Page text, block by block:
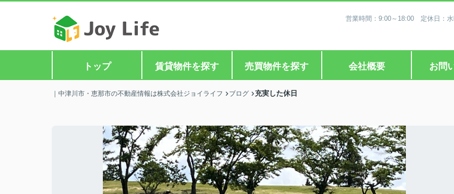
営業時間：9:00～18:00 定休日：
トップ 賃貸物件を探す 売買物件を探す 会社概要 お問
｜中津川市・恵那市の不動産情報は株式会社ジョイライフ ブログ 充実した休日